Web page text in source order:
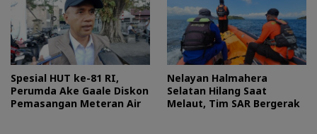
Spesial HUT ke-81 RI,
Perumda Ake Gaale Diskon
Pemasangan Meteran Air
Nelayan Halmahera
Selatan Hilang Saat
Melaut, Tim SAR Bergerak